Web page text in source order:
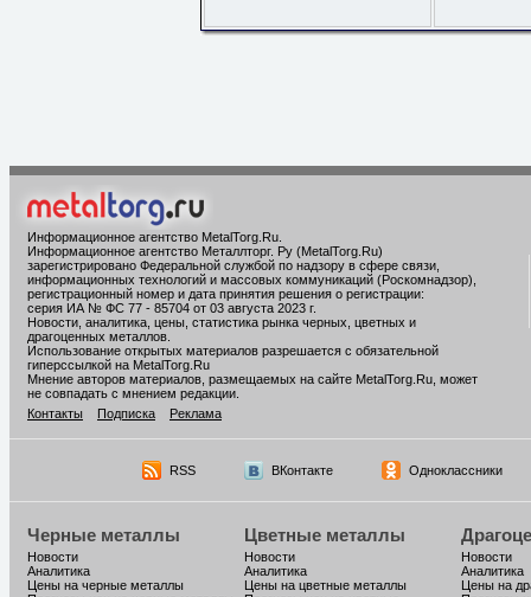
Информационное агентство MetalTorg.Ru
Информационное агентство Металлторг. Ру (MetalTorg.Ru)
зарегистрировано Федеральной службой по надзору в сфере связи,
информационных технологий и массовых коммуникаций (Роскомнадзор),
регистрационный номер и дата принятия решения о регистрации:
серия ИА № ФС 77 - 85704 от 03 августа 2023 г.
Новости, аналитика, цены, статистика рынка черных, цветных и
драгоценных металлов.
Использование открытых материалов разрешается с обязательной
гиперссылкой на MetalTorg.Ru
Мнение авторов материалов, размещаемых на сайте MetalTorg.Ru, может
не совпадать с мнением редакции.
Контакты
Подписка Реклама
RSS ВКонтакте Одноклассники
Черные металлы
Новости
Аналитика
Цены на черные металлы
Цветные металлы
Новости
Аналитика
Цены на цветные металлы
Новости
Аналитика
Цены на